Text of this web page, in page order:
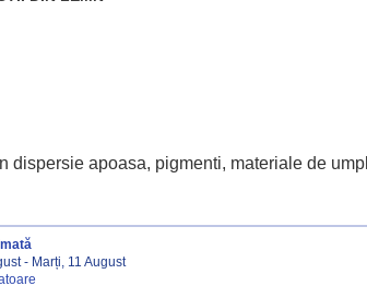
apoasa, pigmenti, materiale de
- Marți, 11 August